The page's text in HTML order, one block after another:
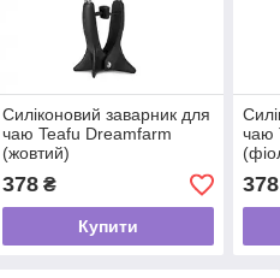
Силіконовий заварник для
чаю Teafu Dreamfarm
(жовтий)
378₴
Купити
чаю
378